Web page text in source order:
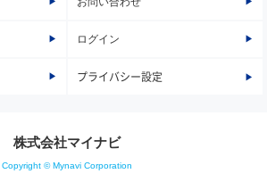
ログイン
プライバシー設定
株式会社マイナビ
Copyright © Mynavi Corporation